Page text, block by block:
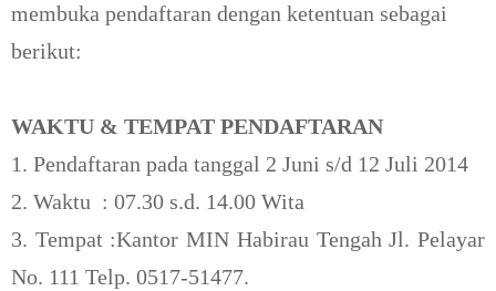
membuka pendaftaran dengan ketentuan sebagai
berikut:
WAKTU & TEMPAT PENDAFTARAN
1. Pendaftaran pada tanggal 2 Juni s/d 12 Juli 2014
2. Waktu : 07.30 s.d. 14.00 Wita
3. Tempat :Kantor MIN Habirau Tengah Jl. Pelayar
No. 111 Telp. 0517-51477.